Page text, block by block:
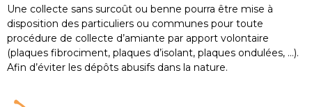
Une collecte sans surcoût ou benne pourra être mise à
disposition des particuliers ou communes pour toute
procédure de collecte d’amiante par apport volontaire
(plaques fibrociment, plaques d’isolant, plaques ondulées, …).
Afin d’éviter les dépôts abusifs dans la nature.